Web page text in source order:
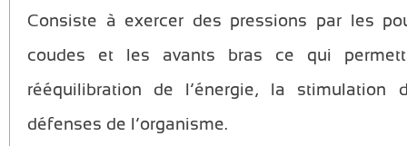
Consiste à exercer des pressions par les
coudes et les avants bras ce qui
rééquilibration de l’énergie, la
défenses de l’organisme.